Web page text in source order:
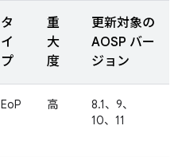
タ
イ
プ
重
大
度
更新対象の
AOSP バー
ジョン
EoP 高
8.1、9、
10、11